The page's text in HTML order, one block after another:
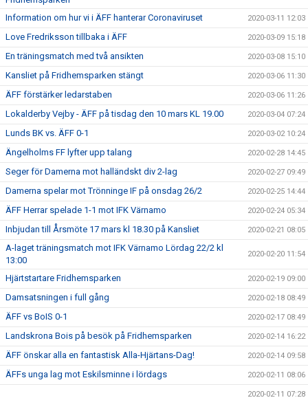
Information om hur vi i ÄFF hanterar Coronaviruset 2020-03-11 12:03
Love Fredriksson tillbaka i ÄFF 2020-03-09 15:18
En träningsmatch med två ansikten 2020-03-08 15:10
Kansliet på Fridhemsparken stängt 2020-03-06 11:30
ÄFF förstärker ledarstaben 2020-03-06 11:26
Lokalderby Vejby - ÄFF på tisdag den 10 mars KL 19.00 2020-03-04 07:24
Lunds BK vs. ÄFF 0-1 2020-03-02 10:24
Ängelholms FF lyfter upp talang 2020-02-28 14:45
Seger för Damerna mot halländskt div 2-lag 2020-02-27 09:49
Damerna spelar mot Trönninge IF på onsdag 26/2 2020-02-25 14:44
ÄFF Herrar spelade 1-1 mot IFK Värnamo 2020-02-24 05:34
Inbjudan till Årsmöte 17 mars kl 18.30 på Kansliet 2020-02-21 08:05
A-laget träningsmatch mot IFK Värnamo Lördag 22/2 kl
13:00
2020-02-20 11:54
Hjärtstartare Fridhemsparken 2020-02-19 09:00
Damsatsningen i full gång 2020-02-18 08:49
ÄFF vs BoIS 0-1 2020-02-17 08:49
Landskrona Bois på besök på Fridhemsparken 2020-02-14 16:22
ÄFF önskar alla en fantastisk Alla-Hjärtans-Dag! 2020-02-14 09:58
ÄFFs unga lag mot Eskilsminne i lördags 2020-02-11 08:06
2020-02-11 07:28